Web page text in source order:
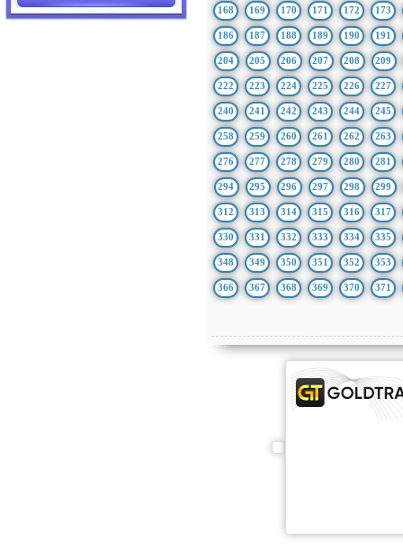
168 169 170 171 172 173
186 187 188 189 190 191
204 205 206 207 208 209
222 223 224 225 226 227
240 241 242 243 244 245
258 259 260 261 262 263
276 277 278 279 280 281
294 295 296 297 298 299
312 313 314 315 316 317
330 331 332 333 334 335
348 349 350 351 352 353
366 367 368 369 370 371